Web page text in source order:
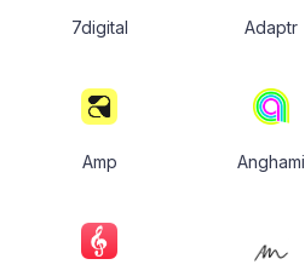
7digital Adaptr
Amp Anghami